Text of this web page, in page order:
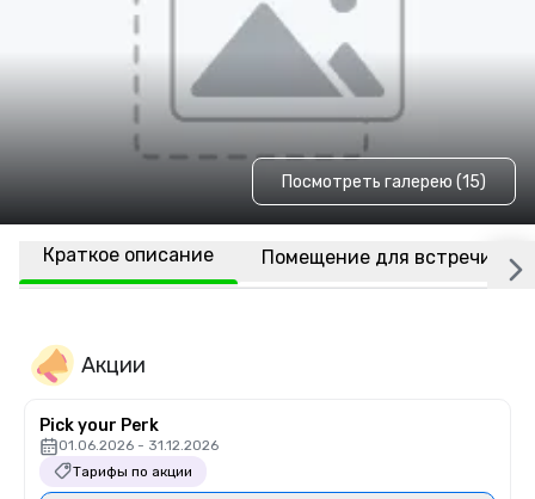
Посмотреть галерею (15)
Краткое описание Помещение для встречи
Акции
Pick your Perk
01.06.2026 - 31.12.2026
Тарифы по акции